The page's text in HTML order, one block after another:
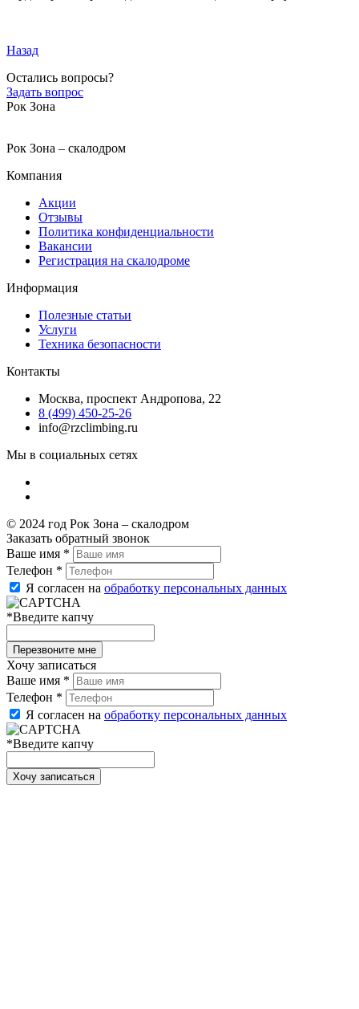
Назад
Остались вопросы?
Задать вопрос
Рок Зона
Рок Зона – скалодром
Компания
Акции
Отзывы
Политика конфиденциальности
Вакансии
Регистрация на скалодроме
Информация
Полезные статьи
Услуги
Техника безопасности
Контакты
Москва, проспект Андропова, 22
8 (499) 450-25-26
info@rzclimbing.ru
Мы в социальных сетях
© 2024 год Рок Зона – скалодром
Заказать обратный звонок
Ваше имя *
Телефон *
Я согласен на обработку персональных данных
*Введите капчу
Хочу записаться
Ваше имя *
Телефон *
Я согласен на обработку персональных данных
*Введите капчу